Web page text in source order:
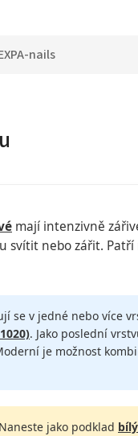
nails
mají intenzivně
svítit nebo zářit.
se v jedné nebo více
. Jako poslední
je možnost
Naneste jako podklad